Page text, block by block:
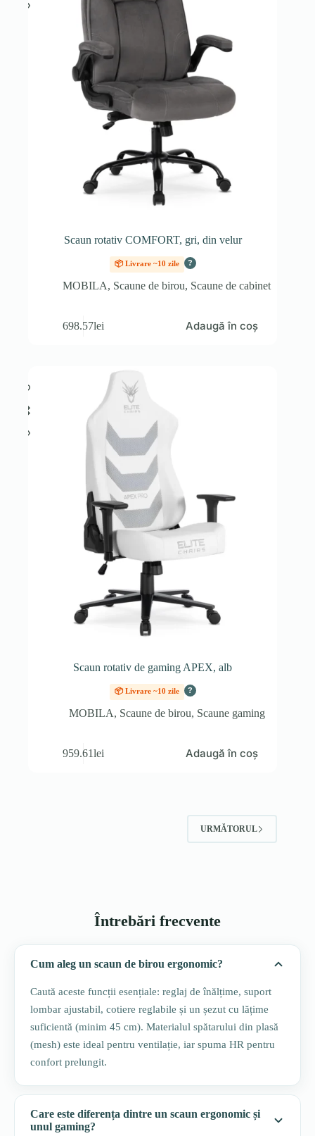
Scaun rotativ COMFORT, gri, din velur
📦 Livrare ~10 zile ?
MOBILA, Scaune de birou, Scaune de cabinet
698.57lei Adaugă în coș
Scaun rotativ de gaming APEX, alb
📦 Livrare ~10 zile ?
MOBILA, Scaune de birou, Scaune gaming
959.61lei Adaugă în coș
URMĂTORUL
Întrebări frecvente
Cum aleg un scaun de birou ergonomic?
Caută aceste funcții esențiale: reglaj de înălțime, suport
lombar ajustabil, cotiere reglabile și un șezut cu lățime
suficientă (minim 45 cm). Materialul spătarului din plasă
(mesh) este ideal pentru ventilație, iar spuma HR pentru
confort prelungit.
Care este diferența dintre un scaun ergonomic și
unul gaming?